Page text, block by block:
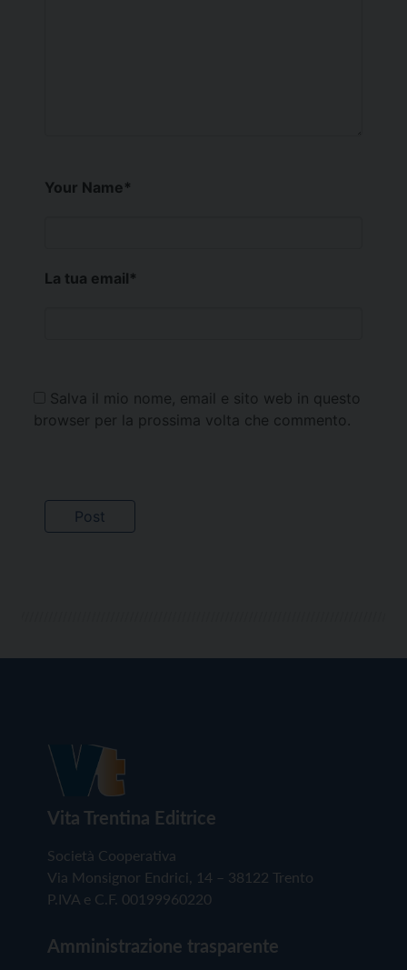
Your Name*
La tua email*
Salva il mio nome, email e sito web in questo
browser per la prossima volta che commento.
Vita Trentina Editrice
Società Cooperativa
Via Monsignor Endrici, 14 – 38122 Trento
P.IVA e C.F. 00199960220
Amministrazione trasparente